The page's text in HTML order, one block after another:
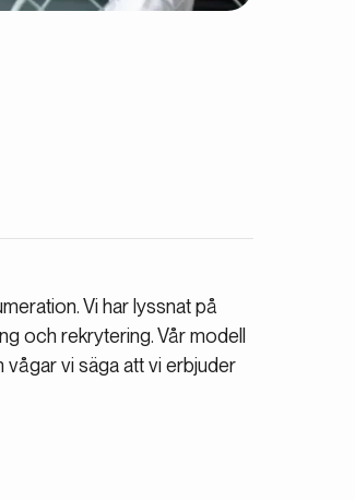
Vi har lyssnat på
och rekrytering. Vår modell
vi säga att vi erbjuder